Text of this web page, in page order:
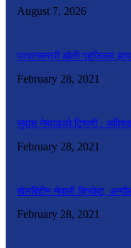
August 7, 2026
प्रधानमन्त्री ओली गृहजिल्ला
February 28, 2021
सुवास नेम्वाङको टिप्पणी :
February 28, 2021
खेलबिहीन नेपाली क्रिकेट,
February 28, 2021